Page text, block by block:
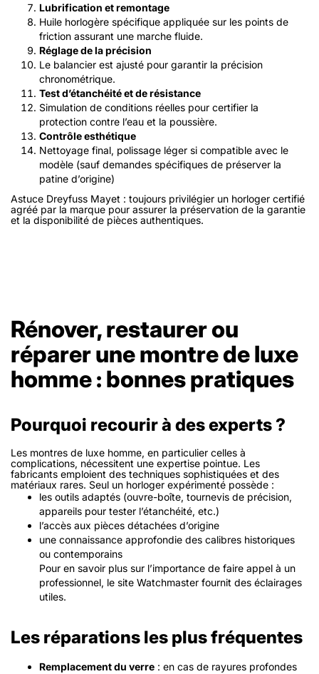
Lubrification et remontage
Huile horlogère spécifique appliquée sur les points de
friction assurant une marche fluide.
Réglage de la précision
Le balancier est ajusté pour garantir la précision
chronométrique.
Test d’étanchéité et de résistance
Simulation de conditions réelles pour certifier la
protection contre l’eau et la poussière.
Contrôle esthétique
Nettoyage final, polissage léger si compatible avec le
modèle (sauf demandes spécifiques de préserver la
patine d’origine)
Astuce Dreyfuss Mayet : toujours privilégier un horloger certifié
agréé par la marque pour assurer la préservation de la garantie
et la disponibilité de pièces authentiques.
Rénover, restaurer ou
réparer une montre de luxe
homme : bonnes pratiques
Pourquoi recourir à des experts ?
Les montres de luxe homme, en particulier celles à
complications, nécessitent une expertise pointue. Les
fabricants emploient des techniques sophistiquées et des
matériaux rares. Seul un horloger expérimenté possède :
les outils adaptés (ouvre-boîte, tournevis de précision,
appareils pour tester l’étanchéité, etc.)
l’accès aux pièces détachées d’origine
une connaissance approfondie des calibres historiques
ou contemporains
Pour en savoir plus sur l’importance de faire appel à un
professionnel, le site Watchmaster fournit des éclairages
utiles.
Les réparations les plus fréquentes
Remplacement du verre : en cas de rayures profondes